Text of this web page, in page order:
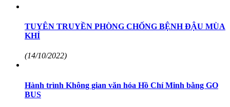
TUYÊN TRUYỀN PHÒNG CHỐNG BỆNH ĐẬU MÙA
KHỈ
(14/10/2022)
Hành trình Không gian văn hóa Hồ Chí Minh bằng GO
BUS